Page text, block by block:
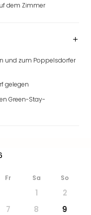
dem Zimmer
und zum Poppelsdorfer
gelegen
Green-Stay-
Fr Sa So
1
2
7 8
9